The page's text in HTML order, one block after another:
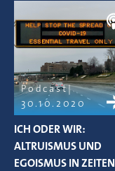
Podcast
30.10.2020
ICH ODER WIR:
ALTRUISMUS UND
EGOISMUS IN ZEITEN